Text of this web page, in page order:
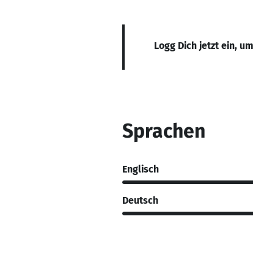
Logg Dich jetzt ein,
Sprachen
Englisch
Deutsch